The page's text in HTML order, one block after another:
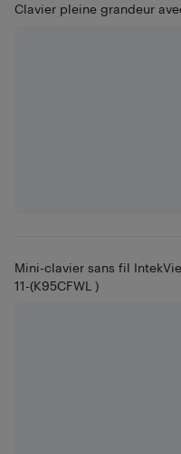
Clavier pleine grandeur
Mini-clavier sans fil
11-(K95CFWL )